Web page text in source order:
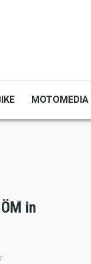
MOTOMEDIA
in